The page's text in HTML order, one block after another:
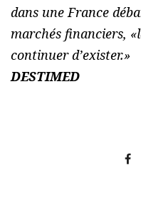
dans une France
marchés financiers, «
continuer d’exister.»
DESTIMED